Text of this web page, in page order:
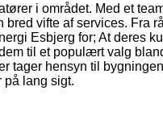
i området. Med et
vifte af services. Fra
Esbjerg for; At deres
til et populært valg
tager hensyn til
på lang sigt.